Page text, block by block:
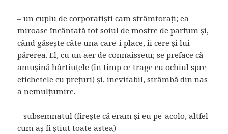
– un cuplu de corporatiști cam strâmtorați; ea
miroase încântată tot soiul de mostre de parfum și,
când găsește câte una care-i place, îi cere și lui
părerea. El, cu un aer de connaisseur, se preface că
amușină hârtiuțele (în timp ce trage cu ochiul spre
etichetele cu prețuri) și, inevitabil, strâmbă din nas
a nemulțumire.
– subsemnatul (firește că eram și eu pe-acolo, altfel
cum aș fi știut toate astea)